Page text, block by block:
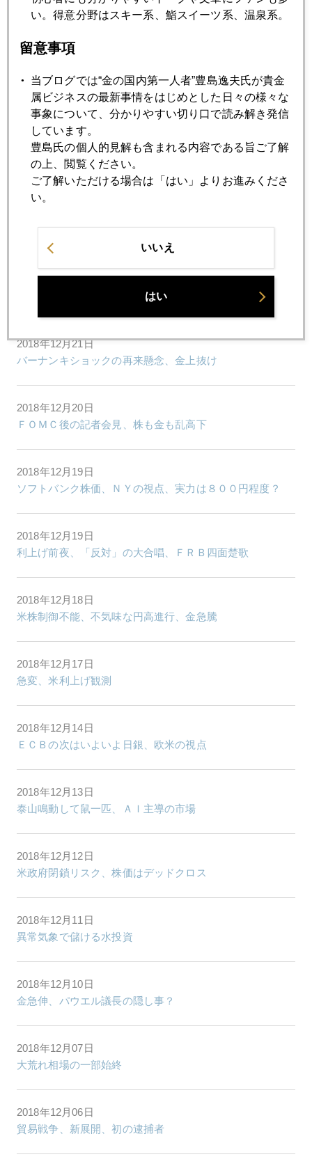
7月 8月 9月 10月 11月 12月
2018年12月27日
史上初のダウ１０８６ドル急騰！市場は歓迎、当惑
2018年12月25日
クリスマスショック、金急騰１２７０ドル接近
2018年12月21日
バーナンキショックの再来懸念、金上抜け
2018年12月20日
ＦＯＭＣ後の記者会見、株も金も乱高下
2018年12月19日
ソフトバンク株価、ＮＹの視点、実力は８００円程度？
2018年12月19日
利上げ前夜、「反対」の大合唱、ＦＲＢ四面楚歌
2018年12月18日
米株制御不能、不気味な円高進行、金急騰
2018年12月17日
急変、米利上げ観測
2018年12月14日
ＥＣＢの次はいよいよ日銀、欧米の視点
2018年12月13日
泰山鳴動して鼠一匹、ＡＩ主導の市場
2018年12月12日
米政府閉鎖リスク、株価はデッドクロス
2018年12月11日
異常気象で儲ける水投資
2018年12月10日
金急伸、パウエル議長の隠し事？
2018年12月07日
大荒れ相場の一部始終
2018年12月06日
貿易戦争、新展開、初の逮捕者
い。得意分野はスキー系、鮨スイーツ系、温泉系。
留意事項
当ブログでは“金の国内第一人者”豊島逸夫氏が貴金
属ビジネスの最新事情をはじめとした日々の様々な
事象について、分かりやすい切り口で読み解き発信
しています。
豊島氏の個人的見解も含まれる内容である旨ご了解
の上、閲覧ください。
ご了解いただける場合は「はい」よりお進みくださ
い。
いいえ
はい